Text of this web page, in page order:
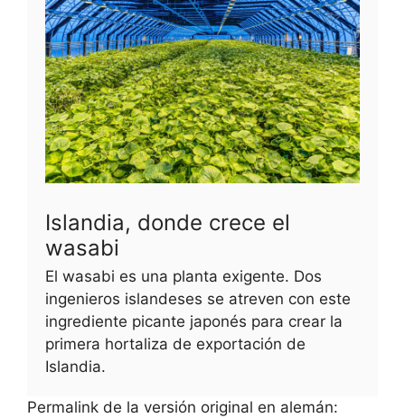
Islandia, donde crece el
wasabi
El wasabi es una planta exigente. Dos
ingenieros islandeses se atreven con este
ingrediente picante japonés para crear la
primera hortaliza de exportación de
Islandia.
Permalink de la versión original en alemán: